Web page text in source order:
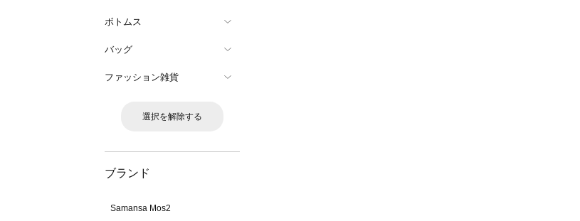
ボトムス
バッグ
ファッション雑貨
選択を解除する
ブランド
Samansa Mos2